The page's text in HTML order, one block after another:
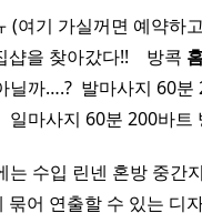
(여기 가실꺼면 예약하
을 찾아갔다!! ​ ​ ​ 방콕
닐까….? ​ 발마사지 60분
일마사지 60분 200바트
수입 린넨 혼방 중간
묶어 연출할 수 있는 디